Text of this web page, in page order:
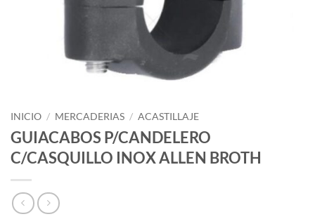
INICIO / MERCADERIAS / ACASTILLAJE
GUIACABOS P/CANDELERO
C/CASQUILLO INOX ALLEN BROTH